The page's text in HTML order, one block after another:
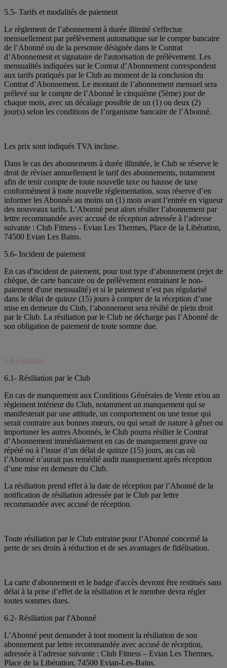
5.5- Tarifs et modalités de paiement
Le règlement de l’abonnement à durée illimité s'effectue
mensuellement par prélèvement automatique sur le compte bancaire
de l’Abonné ou de la personne désignée dans le Contrat
d’Abonnement et signataire de l'autorisation de prélèvement. Les
mensualités indiquées sur le Contrat d’Abonnement correspondent
aux tarifs pratiqués par le Club au moment de la conclusion du
Contrat d’Abonnement. Le montant de l’abonnement mensuel sera
prélevé sur le compte de l’Abonné le cinquième (5ème) jour de
chaque mois, avec un décalage possible de un (1) ou deux (2)
jour(s) selon les conditions de l’organisme bancaire de l’Abonné.
Les prix sont indiqués TVA incluse.
Dans le cas des abonnements à durée illimitée, le Club se réserve le
droit de réviser annuellement le tarif des abonnements, notamment
afin de tenir compte de toute nouvelle taxe ou hausse de taxe
conformément à toute nouvelle réglementation, sous réserve d’en
informer les Abonnés au moins un (1) mois avant l’entrée en vigueur
des nouveaux tarifs. L’Abonné peut alors résilier l’abonnement par
lettre recommandée avec accusé de réception adressée à l’adresse
suivante : Club Fitness - Evian Les Thermes, Place de la Libération,
74500 Evian Les Bains.
5.6- Incident de paiement
En cas d'incident de paiement, pour tout type d’abonnement (rejet de
chèque, de carte bancaire ou de prélèvement entrainant le non-
paiement d'une mensualité) et si le paiement n’est pas régularisé
dans le délai de quinze (15) jours à compter de la réception d’une
mise en demeure du Club, l’abonnement sera résilié de plein droit
par le Club. La résiliation par le Club ne décharge pas l’Abonné de
son obligation de paiement de toute somme due.
6.Resiliation
6.1- Résiliation par le Club
En cas de manquement aux Conditions Générales de Vente et/ou au
règlement intérieur du Club, notamment un manquement qui se
manifesterait par une attitude, un comportement ou une tenue qui
serait contraire aux bonnes mœurs, ou qui serait de nature à gêner ou
importuner les autres Abonnés, le Club pourra résilier le Contrat
d’Abonnement immédiatement en cas de manquement grave ou
répété ou à l’issue d’un délai de quinze (15) jours, au cas où
l’Abonné n’aurait pas remédié audit manquement après réception
d’une mise en demeure du Club.
La résiliation prend effet à la date de réception par l’Abonné de la
notification de résiliation adressée par le Club par lettre
recommandée avec accusé de réception.
Toute résiliation par le Club entraine pour l’Abonné concerné la
perte de ses droits à réduction et de ses avantages de fidélisation.
La carte d'abonnement et le badge d'accès devront être restitués sans
délai à la prise d’effet de la résiliation et le membre devra régler
toutes sommes dues.
6.2- Résiliation par l'Abonné
L’Abonné peut demander à tout moment la résiliation de son
abonnement par lettre recommandée avec accusé de réception,
adressée à l’adresse suivante : Club Fitness – Evian Les Thermes,
Place de la Libération, 74500 Evian-Les-Bains.